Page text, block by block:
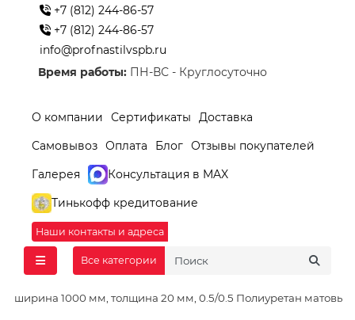
+7 (812) 244-86-57
+7 (812) 244-86-57
info@profnastilvspb.ru
Время работы: ПН-ВС - Круглосуточно
О компании Сертификаты
Доставка
Самовывоз Оплата Блог Отзывы покупателей
Галерея
Консультация в MAX
Тинькофф кредитование
Наши контакты и адреса
Все категории
ширина 1000 мм, толщина 20 мм, 0.5/0.5 Полиуретан матовый